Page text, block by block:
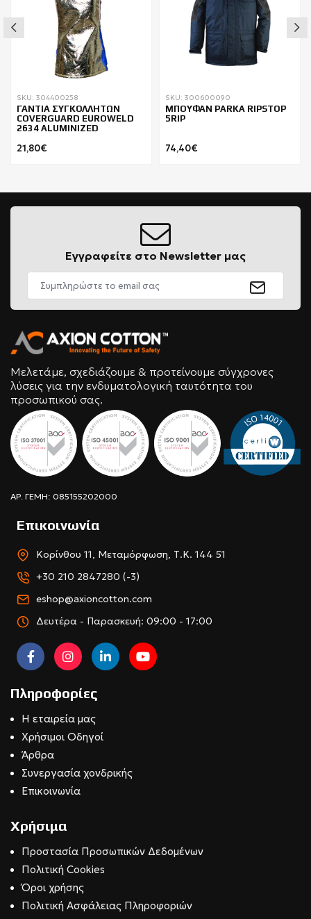
SKU: 304400258
ΓΑΝΤΙΑ ΣΥΓΚΟΛΛΗΤΩΝ
COVERGUARD EUROWELD
2634 ALUMINIZED
21,80€
SKU: 300600090
ΜΠΟΥΦΑΝ PARKA RIPSTOP
5RIP
74,40€
Εγγραφείτε στο Newsletter μας
Μελετάμε, σχεδιάζουμε & προτείνουμε σύγχρονες
λύσεις για την ενδυματολογική ταυτότητα του
προσωπικού σας.
ΑΡ. ΓΕΜΗ: 085155202000
Επικοινωνία
Κορίνθου 11, Μεταμόρφωση, Τ.Κ. 144 51
+30 210 2847280 (-3)
eshop@axioncotton.com
Δευτέρα - Παρασκευή: 09:00 - 17:00
Πληροφορίες
Η εταιρεία μας
Χρήσιμοι Οδηγοί
Άρθρα
Συνεργασία χονδρικής
Επικοινωνία
Χρήσιμα
Προστασία Προσωπικών Δεδομένων
Πολιτική Cookies
Όροι χρήσης
Πολιτική Ασφάλειας Πληροφοριών